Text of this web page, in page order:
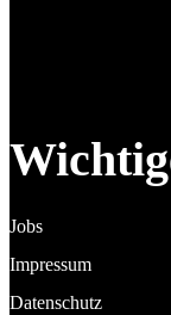
Jobs
Impressum
Datenschutz